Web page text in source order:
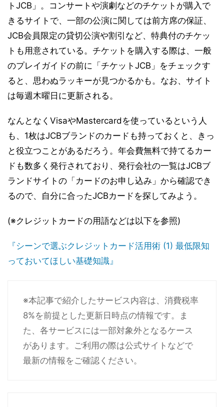
トJCB」。コンサートや演劇などのチケットが購入で
きるサイトで、一部の公演に関しては前方席の保証、
JCB会員限定の貸切公演や割引など、特典付のチケッ
トも用意されている。チケットを購入する際は、一般
のプレイガイドの前に「チケットJCB」をチェックす
ると、思わぬラッキーが見つかるかも。なお、サイト
は毎週木曜日に更新される。
なんとなくVisaやMastercardを使っているという人
も、1枚はJCBブランドのカードも持っておくと、きっ
と役立つことがあるだろう。年会費無料で持てるカー
ドも数多く発行されており、発行会社の一覧はJCBブ
ランドサイトの「カードのお申し込み」から確認でき
るので、自分に合ったJCBカードを探してみよう。
(※クレジットカードの用語などは以下を参照)
『シーンで選ぶクレジットカード活用術 (1) 最低限知
っておいてほしい基礎知識』
※本記事で紹介したサービス内容は、消費税率
8%を前提とした更新日時点の情報です。ま
た、各サービスには一部対象外となるケース
があります。ご利用の際は公式サイトなどで
最新の情報をご確認ください。